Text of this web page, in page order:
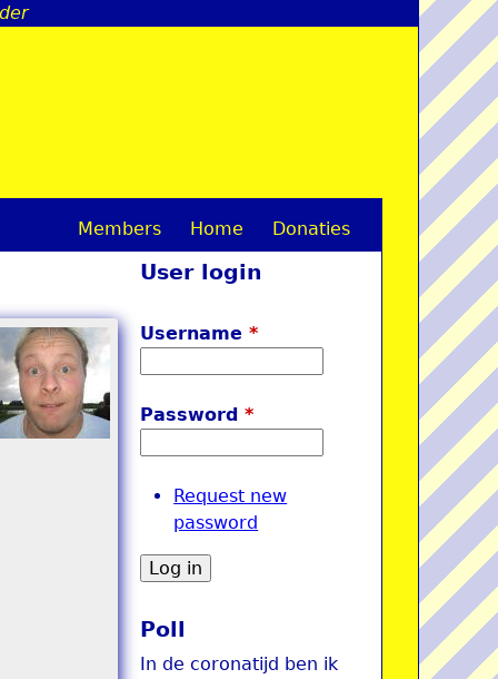
M
i
n
m
Members Home Donaties
User login
Username*
Password*
Request new
password
Poll
In de coronatijd ben ik